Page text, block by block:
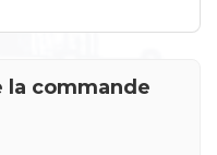
la commande